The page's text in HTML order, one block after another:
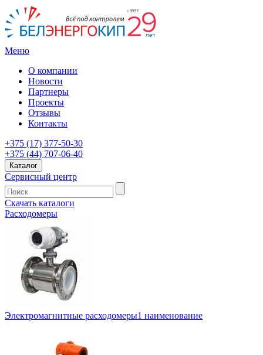
Меню
О компании
Новости
Партнеры
Проекты
Отзывы
Контакты
+375 (17) 377-50-30
+375 (44) 707-06-40
Каталог
Сервисный центр
Скачать каталоги
Расходомеры
Электромагнитные расходомеры1 наименование